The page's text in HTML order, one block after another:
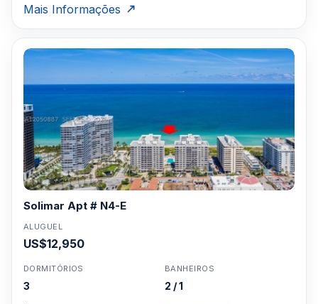
Mais Informações
Solimar Apt # N4-E
ALUGUEL
US$12,950
DORMITÓRIOS
3
BANHEIROS
2 / 1